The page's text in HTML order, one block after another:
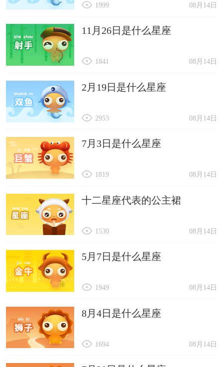
08月14日
1999
11月26日是什么星座
08月14日
1841
2月19日是什么星座
08月14日
2953
7月3日是什么星座
08月14日
1819
十二星座代表的公主裙
08月14日
1530
5月7日是什么星座
08月14日
1949
8月4日是什么星座
08月14日
1694